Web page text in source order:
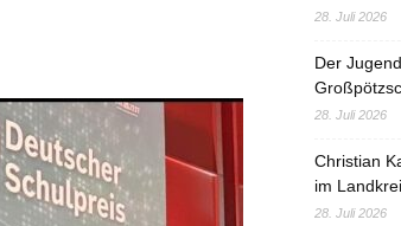
28. Juli 2026
Der
28. Juli 2026
Christian
im
28. Juli 2026